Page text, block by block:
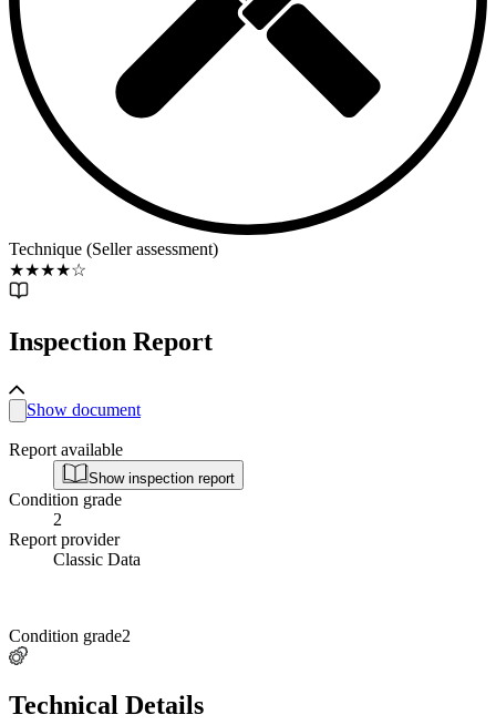
Technique (Seller assessment)
★★★★☆
Inspection Report
Show document
Report available
Show inspection report
Condition grade
2
Report provider
Classic Data
Condition grade2
Technical Details